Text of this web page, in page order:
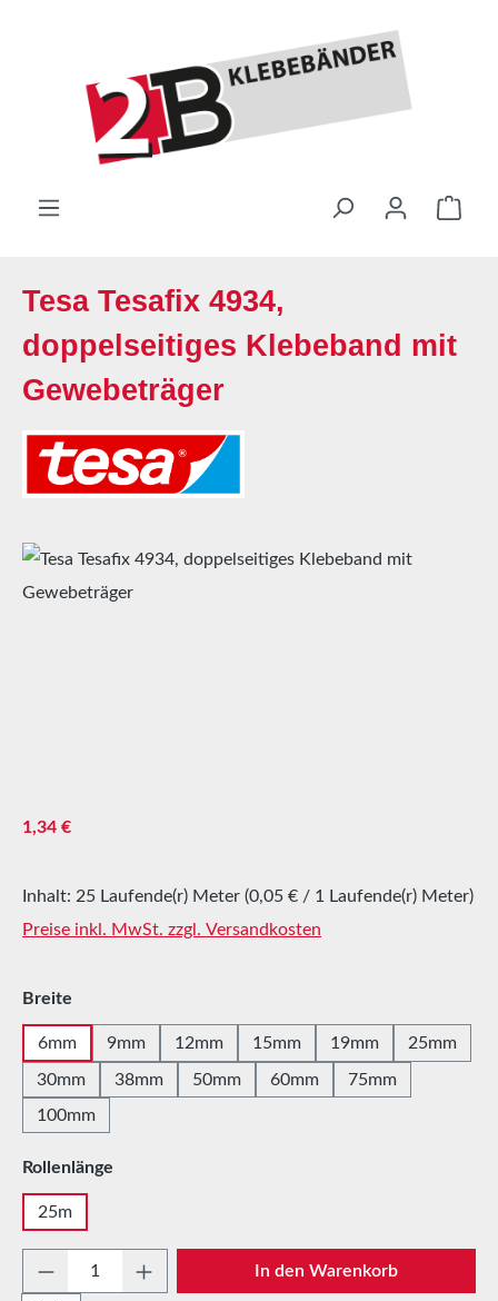
Tesa Tesafix 4934,
doppelseitiges Klebeband mit
Gewebeträger
Bildergalerie überspringen
Regulärer Preis:
1,34 €
Inhalt: 25 Laufende(r) Meter (0,05 € / 1 Laufende(r) Meter)
Preise inkl. MwSt. zzgl. Versandkosten
Breite
6mm 9mm 12mm 15mm 19mm 25mm
30mm 38mm 50mm 60mm
75mm
100mm
Rollenlänge
25m
Produkt Anzahl: Gib den gewünschten
In den Warenkorb